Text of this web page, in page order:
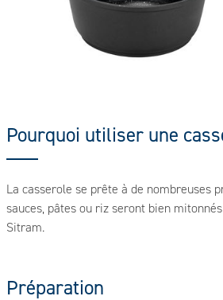
Préparation
Pourquoi utiliser une
La casserole se prête à de nombreuses
sauces, pâtes ou riz seront bien
Sitram.